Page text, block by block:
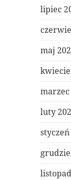
lipiec
maj
marzec
luty
styczeń